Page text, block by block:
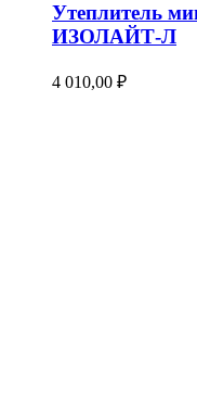
Утеплитель
ИЗОЛАЙТ-Л
4 010,00 ₽